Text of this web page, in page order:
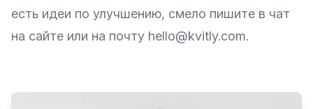
есть идеи по улучшению, смело пишите в чат
на сайте или на почту hello@kvitly.com.